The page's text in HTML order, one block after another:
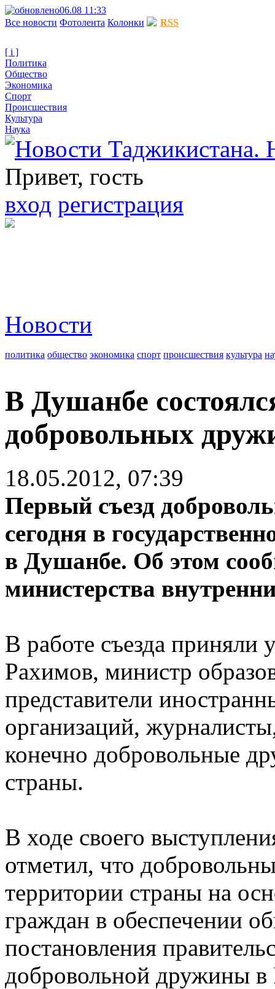
06.08 11:33
Все новости Фотолента Колонки RSS
[ i ]
Политика
Общество
Экономика
Спорт
Происшествия
Культура
Наука
Привет, гость
вход регистрация
Новости
политика общество экономика спорт происшествия культура
В Душанбе
добровольных
18.05.2012, 07:39
Первый съезд
сегодня в
в Душанбе. Об этом
министерства
В работе съезда приняли
Рахимов, министр
представители
организаций,
конечно добровольные
страны.
В ходе своего
отметил, что
территории страны на
граждан в обеспечении
постановления
добровольной дружины в